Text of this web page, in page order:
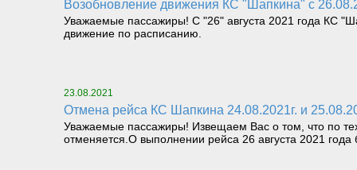
Возобновление движения КС "Шапкина" с
Уважаемые пассажиры! С "26" августа 2021 года КС
движение по расписанию.
23.08.2021
Отмена рейса КС Шапкина 24.08.2021г. и
Уважаемые пассажиры! Извещаем Вас о том, что по
отменяется.О выполнении рейса 26 августа 2021